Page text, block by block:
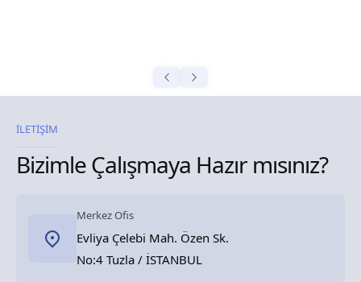
İLETİŞİM
Bizimle Çalışmaya Hazır mısınız?
Merkez Ofis
Evliya Çelebi Mah. Özen Sk.
No:4 Tuzla / İSTANBUL